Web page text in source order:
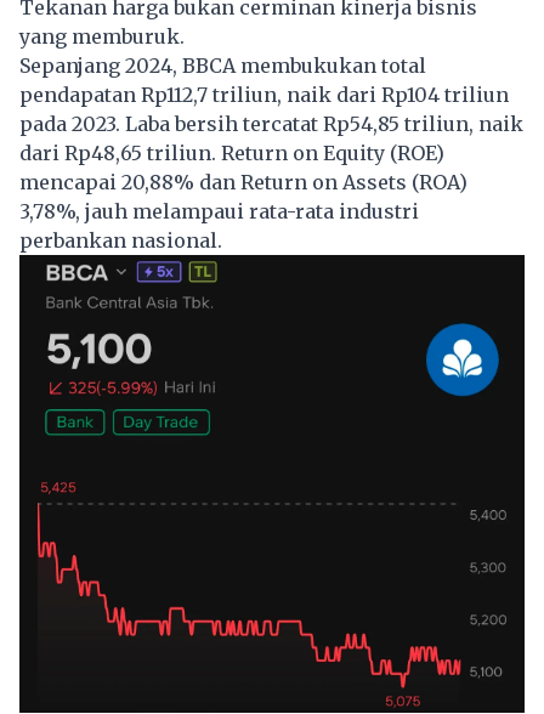
Tekanan harga bukan cerminan kinerja bisnis
yang memburuk.
Sepanjang 2024, BBCA membukukan total
pendapatan Rp112,7 triliun, naik dari Rp104 triliun
pada 2023. Laba bersih tercatat Rp54,85 triliun, naik
dari Rp48,65 triliun. Return on Equity (ROE)
mencapai 20,88% dan Return on Assets (ROA)
3,78%, jauh melampaui rata-rata industri
perbankan nasional.